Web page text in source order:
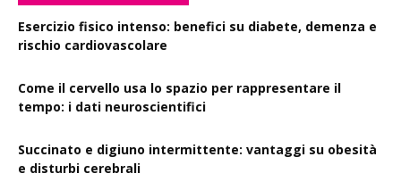
Esercizio fisico intenso: benefici su diabete, demenza e
rischio cardiovascolare
Come il cervello usa lo spazio per rappresentare il
tempo: i dati neuroscientifici
Succinato e digiuno intermittente: vantaggi su obesità
e disturbi cerebrali